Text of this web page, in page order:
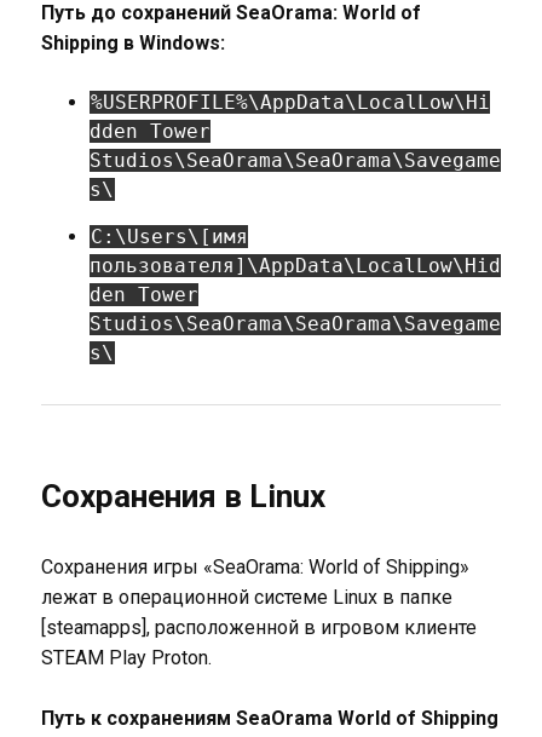
Путь до сохранений SeaOrama: World of
Shipping в Windows:
%USERPROFILE%\AppData\LocalLow\Hi
dden Tower
Studios\SeaOrama\SeaOrama\Savegame
s\
C:\Users\[имя
пользователя]\AppData\LocalLow\Hid
den Tower
Studios\SeaOrama\SeaOrama\Savegame
s\
Сохранения в Linux
Сохранения игры «SeaOrama: World of Shipping»
лежат в операционной системе Linux в папке
[steamapps], расположенной в игровом клиенте
STEAM Play Proton.
Путь к сохранениям SeaOrama World of Shipping